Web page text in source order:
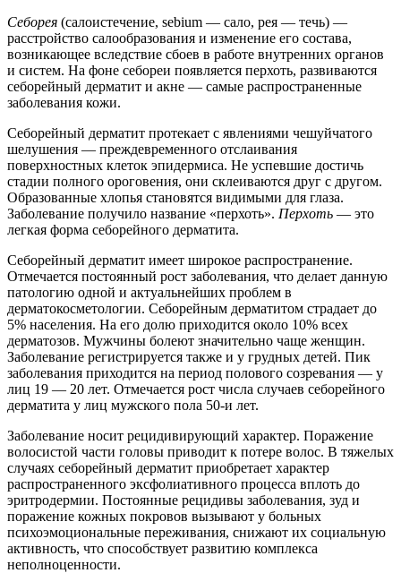
Себорея (салоистечение, sebium — сало, рея — течь) —
расстройство салообразования и изменение его состава,
возникающее вследствие сбоев в работе внутренних органов
и систем. На фоне себореи появляется перхоть, развиваются
себорейный дерматит и акне — самые распространенные
заболевания кожи.
Себорейный дерматит протекает с явлениями чешуйчатого
шелушения — преждевременного отслаивания
поверхностных клеток эпидермиса. Не успевшие достичь
стадии полного ороговения, они склеиваются друг с другом.
Образованные хлопья становятся видимыми для глаза.
Заболевание получило название «перхоть». Перхоть — это
легкая форма себорейного дерматита.
Себорейный дерматит имеет широкое распространение.
Отмечается постоянный рост заболевания, что делает данную
патологию одной и актуальнейших проблем в
дерматокосметологии. Себорейным дерматитом страдает до
5% населения. На его долю приходится около 10% всех
дерматозов. Мужчины болеют значительно чаще женщин.
Заболевание регистрируется также и у грудных детей. Пик
заболевания приходится на период полового созревания — у
лиц 19 — 20 лет. Отмечается рост числа случаев себорейного
дерматита у лиц мужского пола 50-и лет.
Заболевание носит рецидивирующий характер. Поражение
волосистой части головы приводит к потере волос. В тяжелых
случаях себорейный дерматит приобретает характер
распространенного эксфолиативного процесса вплоть до
эритродермии. Постоянные рецидивы заболевания, зуд и
поражение кожных покровов вызывают у больных
психоэмоциональные переживания, снижают их социальную
активность, что способствует развитию комплекса
неполноценности.